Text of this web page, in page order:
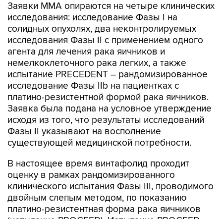
Заявки MMA опираются на четыре клинических
исследования: исследование Фазы I на
солидных опухолях, два неконтролируемых
исследования Фазы II с применением одного
агента для лечения рака яичников и
немелкоклеточного рака легких, а также
испытание PRECEDENT – рандомизированное
исследование Фазы IIb на пациентках с
платино-резистентной формой рака яичников.
Заявка была подана на условное утверждение
исходя из того, что результаты исследований
Фазы II указывают на восполнение
существующей медицинской потребности.
В настоящее время винтафолид проходит
оценку в рамках рандомизированного
клинического испытания Фазы III, проводимого
двойным слепым методом, по показанию
платино-резистентная форма рака яичников